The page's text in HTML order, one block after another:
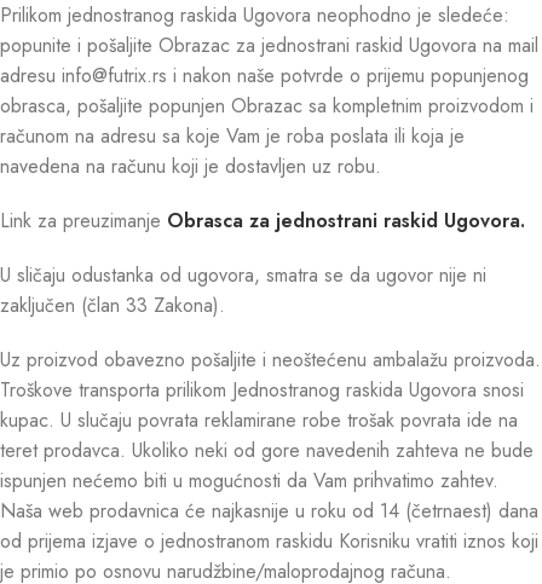
Prilikom jednostranog raskida Ugovora neophodno je sledeće:
popunite i pošaljite Obrazac za jednostrani raskid Ugovora na mail
adresu info@futrix.rs i nakon naše potvrde o prijemu popunjenog
obrasca, pošaljite popunjen Obrazac sa kompletnim proizvodom i
računom na adresu sa koje Vam je roba poslata ili koja je
navedena na računu koji je dostavljen uz robu.
Link za preuzimanje Obrasca za jednostrani raskid Ugovora.
U sličaju odustanka od ugovora, smatra se da ugovor nije ni
zaključen (član 33 Zakona).
Uz proizvod obavezno pošaljite i neoštećenu ambalažu proizvoda.
Troškove transporta prilikom Jednostranog raskida Ugovora snosi
kupac. U slučaju povrata reklamirane robe trošak povrata ide na
teret prodavca. Ukoliko neki od gore navedenih zahteva ne bude
ispunjen nećemo biti u mogućnosti da Vam prihvatimo zahtev.
Naša web prodavnica će najkasnije u roku od 14 (četrnaest) dana
od prijema izjave o jednostranom raskidu Korisniku vratiti iznos koji
je primio po osnovu narudžbine/maloprodajnog računa.